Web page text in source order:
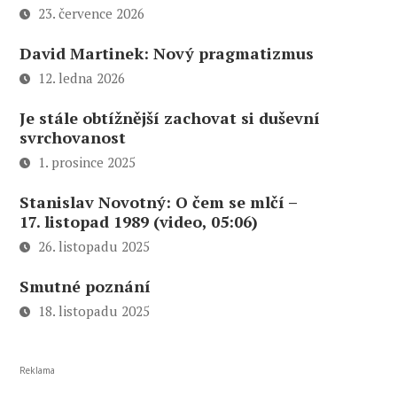
23. července 2026
David Martinek: Nový pragmatizmus
12. ledna 2026
Je stále obtížnější zachovat si duševní
svrchovanost
1. prosince 2025
Stanislav Novotný: O čem se mlčí –
17. listopad 1989 (video, 05:06)
26. listopadu 2025
Smutné poznání
18. listopadu 2025
Reklama